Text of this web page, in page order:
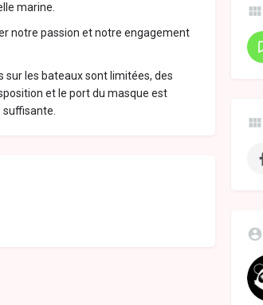
marine.
notre passion et notre engagement
sur les bateaux sont limitées, des
et le port du masque est
suffisante.